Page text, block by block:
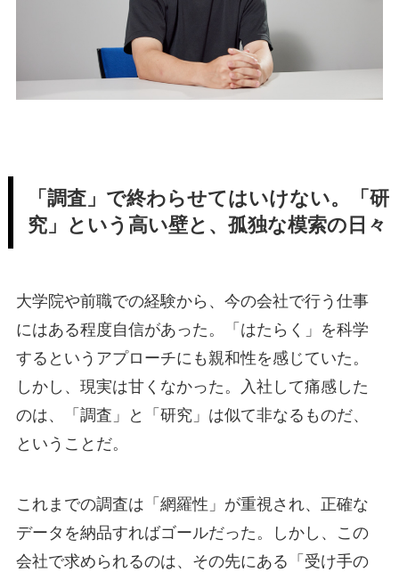
「調査」で終わらせてはいけない。「研
究」という高い壁と、孤独な模索の日々
大学院や前職での経験から、今の会社で行う仕事
にはある程度自信があった。「はたらく」を科学
するというアプローチにも親和性を感じていた。
しかし、現実は甘くなかった。入社して痛感した
のは、「調査」と「研究」は似て非なるものだ、
ということだ。
これまでの調査は「網羅性」が重視され、正確な
データを納品すればゴールだった。しかし、この
会社で求められるのは、その先にある「受け手の